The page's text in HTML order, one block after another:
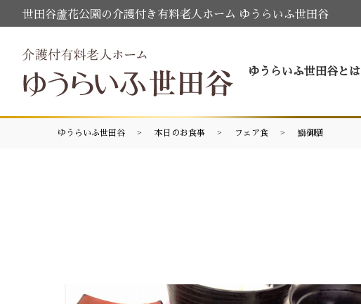
世田谷蘆花公園の介護付き有料老人ホーム ゆうらいふ世田谷
ゆうらいふ世田谷とは
ゆうらいふ世田谷 本日のお食事 フェア食 鰤御膳